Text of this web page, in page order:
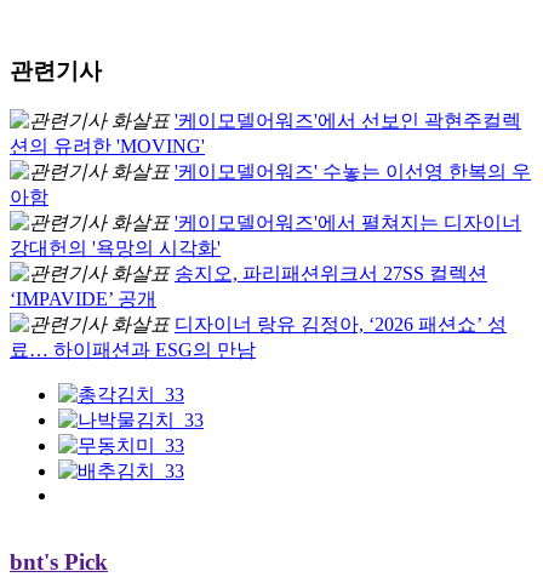
관련기사
'케이모델어워즈'에서 선보인 곽현주컬렉
션의 유려한 'MOVING'
'케이모델어워즈' 수놓는 이선영 한복의 우
아함
'케이모델어워즈'에서 펼쳐지는 디자이너
강대헌의 '욕망의 시각화'
송지오, 파리패션위크서 27SS 컬렉션
‘IMPAVIDE’ 공개
디자이너 랑유 김정아, ‘2026 패션쇼’ 성
료… 하이패션과 ESG의 만남
bnt's Pick